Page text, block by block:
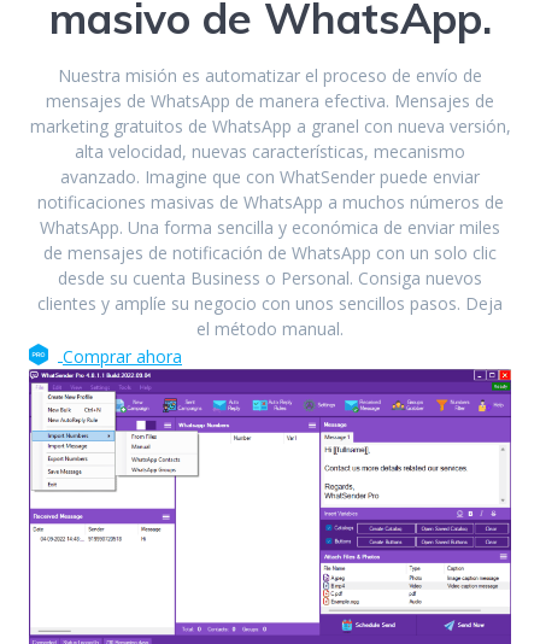
masivo de WhatsApp.
Nuestra misión es automatizar el proceso de envío de
mensajes de WhatsApp de manera efectiva. Mensajes de
marketing gratuitos de WhatsApp a granel con nueva versión,
alta velocidad, nuevas características, mecanismo
avanzado. Imagine que con WhatSender puede enviar
notificaciones masivas de WhatsApp a muchos números de
WhatsApp. Una forma sencilla y económica de enviar miles
de mensajes de notificación de WhatsApp con un solo clic
desde su cuenta Business o Personal. Consiga nuevos
clientes y amplíe su negocio con unos sencillos pasos. Deja
el método manual.
Comprar ahora